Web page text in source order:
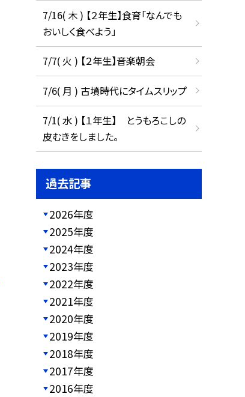
7/16( 木 ) 【２年生】食育「なんでも
おいしく食べよう」
7/7( 火 ) 【２年生】音楽朝会
7/6( 月 ) 古墳時代にタイムスリップ
7/1( 水 ) 【１年生】 とうもろこしの
皮むきをしました。
過去記事
2026年度
2025年度
2024年度
2023年度
2022年度
2021年度
2020年度
2019年度
2018年度
2017年度
2016年度